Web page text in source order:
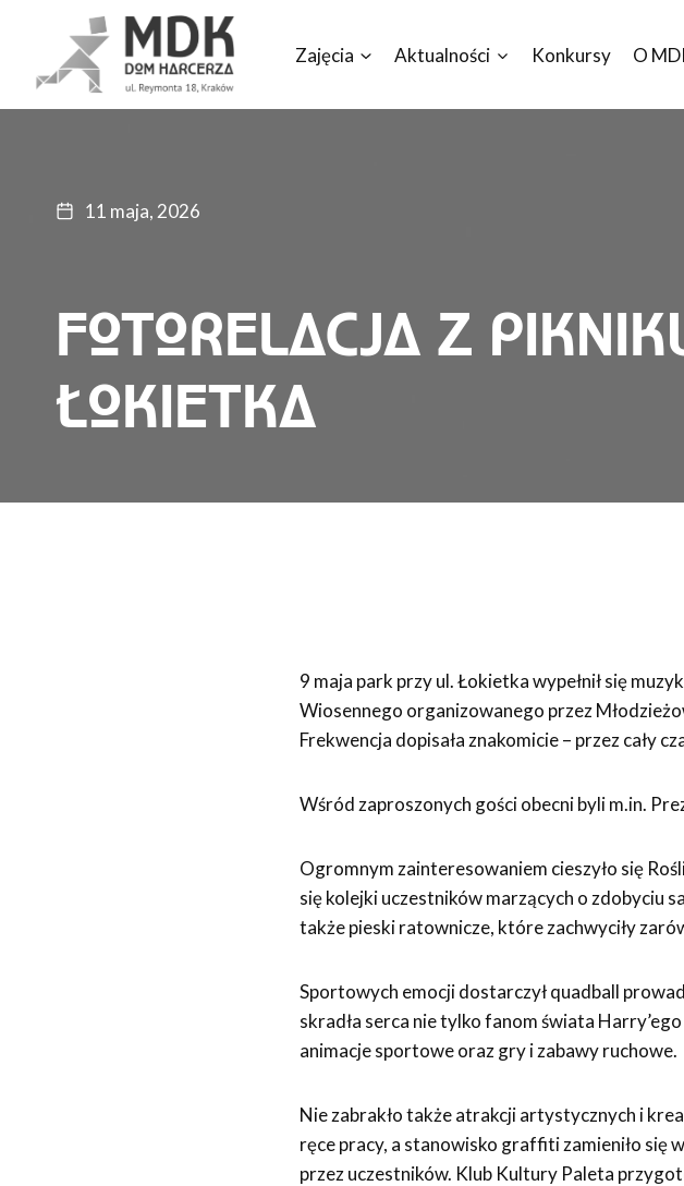
treści
Zajęcia Aktualności Konkursy O
11 maja, 2026
FOTORELACJA Z
ŁOKIETKA
9 maja park przy ul. Łokietka wypełnił się
Wiosennego organizowanego przez
Frekwencja dopisała znakomicie – przez cały
Wśród zaproszonych gości obecni byli m.in.
Ogromnym zainteresowaniem cieszyło się
się kolejki uczestników marzących o zdobyciu
także pieski ratownicze, które zachwyciły
Sportowych emocji dostarczył quadball
skradła serca nie tylko fanom świata
animacje sportowe oraz gry i zabawy ruchowe.
Nie zabrakło także atrakcji artystycznych i
ręce pracy, a stanowisko graffiti zamieniło się
przez uczestników. Klub Kultury Paleta